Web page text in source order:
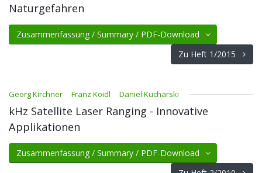
Naturgefahren
Zusammenfassung / Summary / PDF-Download
Zu Heft 1/2015
Georg Kirchner Franz Koidl Daniel Kucharski
kHz Satellite Laser Ranging - Innovative
Applikationen
Zusammenfassung / Summary / PDF-Download